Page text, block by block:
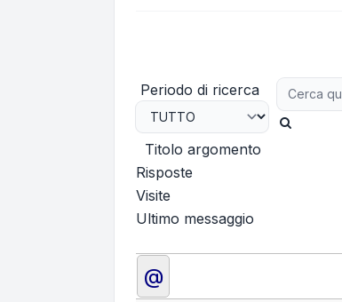
Periodo di ricerca
Titolo argomento
Risposte
Visite
Ultimo messaggio
@